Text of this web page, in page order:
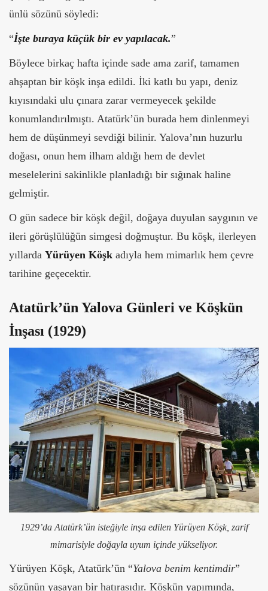
ünlü sözünü söyledi:
“İşte buraya küçük bir ev yapılacak.”
Böylece birkaç hafta içinde sade ama zarif, tamamen
ahşaptan bir köşk inşa edildi. İki katlı bu yapı, deniz
kıyısındaki ulu çınara zarar vermeyecek şekilde
konumlandırılmıştı. Atatürk’ün burada hem dinlenmeyi
hem de düşünmeyi sevdiği bilinir. Yalova’nın huzurlu
doğası, onun hem ilham aldığı hem de devlet
meselelerini sakinlikle planladığı bir sığınak haline
gelmiştir.
O gün sadece bir köşk değil, doğaya duyulan saygının ve
ileri görüşlülüğün simgesi doğmuştur. Bu köşk, ilerleyen
yıllarda Yürüyen Köşk adıyla hem mimarlık hem çevre
tarihine geçecektir.
Atatürk’ün Yalova Günleri ve Köşkün
İnşası (1929)
1929’da Atatürk’ün isteğiyle inşa edilen Yürüyen Köşk, zarif
mimarisiyle doğayla uyum içinde yükseliyor.
Yürüyen Köşk, Atatürk’ün “Yalova benim kentimdir”
sözünün yaşayan bir hatırasıdır. Köşkün yapımında,